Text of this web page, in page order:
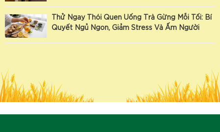
Thử Ngay Thói Quen Uống Trà Gừng Mỗi Tối: Bí
Quyết Ngủ Ngon, Giảm Stress Và Ấm Người